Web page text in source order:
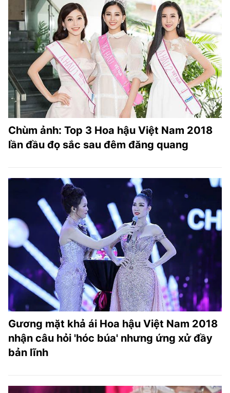
Chùm ảnh: Top 3 Hoa hậu Việt Nam 2018
lần đầu đọ sắc sau đêm đăng quang
Gương mặt khả ái Hoa hậu Việt Nam 2018
nhận câu hỏi 'hóc búa' nhưng ứng xử đầy
bản lĩnh